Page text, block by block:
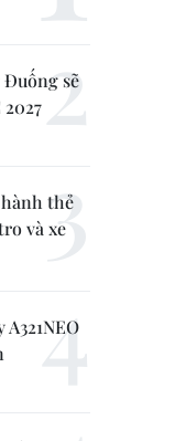
Đuống sẽ
thẻ
và xe